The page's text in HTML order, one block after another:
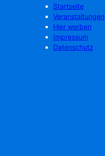
Startseite
Veranstaltungen
Hier werben
Impressum
Datenschutz